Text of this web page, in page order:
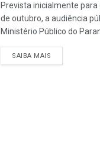
Prevista inicialmente
de outubro, a audiência
Ministério Público do
SAIBA MAIS